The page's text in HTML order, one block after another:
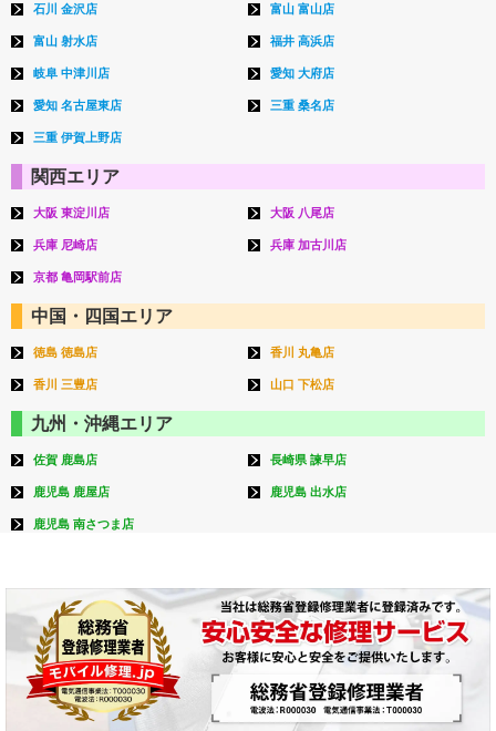
石川 金沢店 富山 富山店
富山 射水店 福井 高浜店
岐阜 中津川店 愛知 大府店
愛知 名古屋東店 三重 桑名店
三重 伊賀上野店
関西エリア
大阪 東淀川店 大阪 八尾店
兵庫 尼崎店 兵庫 加古川店
京都 亀岡駅前店
中国・四国エリア
徳島 徳島店 香川 丸亀店
香川 三豊店 山口 下松店
九州・沖縄エリア
佐賀 鹿島店 長崎県 諫早店
鹿児島 鹿屋店 鹿児島 出水店
鹿児島 南さつま店